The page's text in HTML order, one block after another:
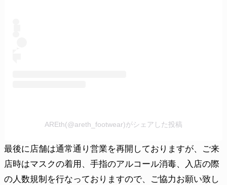
AREth(@areth_footwear)がシェアした投稿
最後に店舗は通常通り営業を再開しておりますが、ご来
店時はマスクの着用、手指のアルコール消毒、入店の際
の人数規制を行なっておりますので、ご協力お願い致し